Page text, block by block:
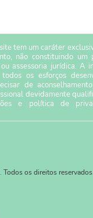
tem um caráter
não constituindo um
assessoria jurídica. A
os esforços
de
devidamente
e política de
os direitos reservados.